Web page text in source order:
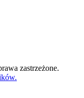
zastrzeżone.